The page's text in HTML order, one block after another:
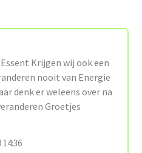
Krijgen wij ook een
nooit van Energie
denk er weleens over na
Groetjes